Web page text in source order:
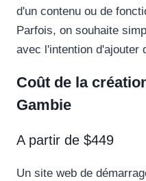
d'un contenu ou de
Parfois, on souhaite
avec l'intention d'ajouter
Coût de la
Gambie
A partir de $449
Un site web de